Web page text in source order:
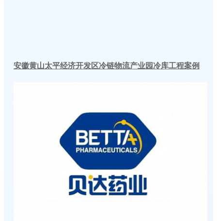
安徽黄山太平经济开发区冷链物流产业园冷库工程案例